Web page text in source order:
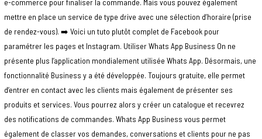
mettre en place un service de type drive avec une sélection d’horaire (prise
de rendez-vous). ➡️ Voici un tuto plutôt complet de Facebook pour
paramétrer les pages et Instagram. Utiliser Whats App Business On ne
présente plus l’application mondialement utilisée Whats App. Désormais, une
fonctionnalité Business y a été développée. Toujours gratuite, elle permet
d’entrer en contact avec les clients mais également de présenter ses
produits et services. Vous pourrez alors y créer un catalogue et recevrez
des notifications de commandes. Whats App Business vous permet
également de classer vos demandes, conversations et clients pour ne pas